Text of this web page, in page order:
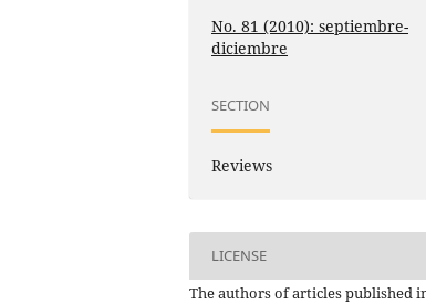
No. 81 (2010): septiembre-
diciembre
SECTION
Reviews
LICENSE
The authors of articles published